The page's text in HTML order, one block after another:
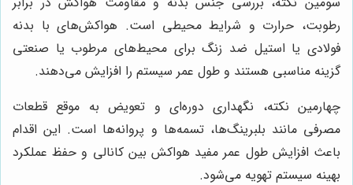
رطوبت، حرارت و شرایط محیطی است. هواکش‌های با بدنه
فولادی یا استیل ضد زنگ برای محیط‌های مرطوب یا صنعتی
گزینه مناسبی هستند و طول عمر سیستم را افزایش می‌دهند.
چهارمین نکته، نگهداری دوره‌ای و تعویض به موقع قطعات
مصرفی مانند بلبرینگ‌ها، تسمه‌ها و پروانه‌ها است. این اقدام
باعث افزایش طول عمر مفید هواکش بین کانالی و حفظ عملکرد
بهینه سیستم تهویه می‌شود.